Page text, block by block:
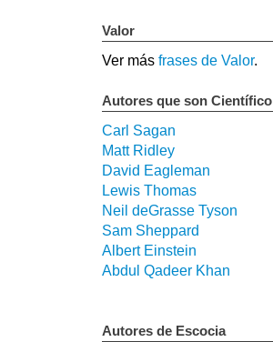
Valor
Ver más frases de Valor.
Autores que son Científico
Carl Sagan
Matt Ridley
David Eagleman
Lewis Thomas
Neil deGrasse Tyson
Sam Sheppard
Albert Einstein
Abdul Qadeer Khan
Autores de Escocia